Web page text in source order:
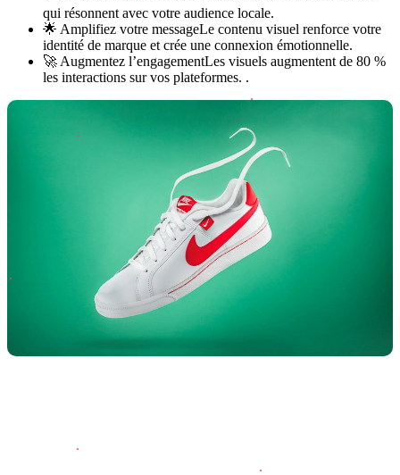
qui résonnent avec votre audience locale.
🌟 Amplifiez votre messageLe contenu visuel renforce votre
identité de marque et crée une connexion émotionnelle.
🚀 Augmentez l’engagementLes visuels augmentent de 80 %
les interactions sur vos plateformes. .